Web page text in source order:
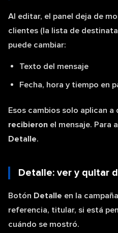
Al editar, el panel deja de
clientes (la lista de
puede cambiar:
Texto del mensaje
Fecha, hora y tiempo en
Esos cambios solo aplican
recibieron el mensaje. Para
Detalle.
Detalle: ver y quitar
Botón Detalle en la
referencia, titular, si está
cuándo se mostró.